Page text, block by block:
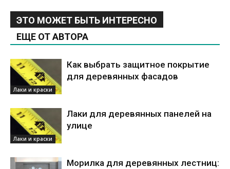
ЭТО МОЖЕТ БЫТЬ ИНТЕРЕСНО
ЕЩЕ ОТ АВТОРА
Лаки и краски
Как выбрать защитное покрытие
для деревянных фасадов
Лаки и краски
Лаки для деревянных панелей на
улице
Морилка для деревянных лестниц: